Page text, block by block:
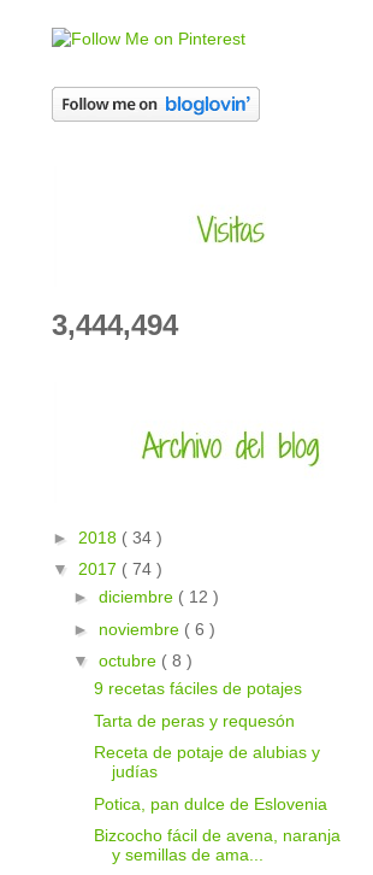
3,444,494
► 2018 ( 34 )
▼ 2017 ( 74 )
► diciembre ( 12 )
► noviembre ( 6 )
▼ octubre ( 8 )
9 recetas fáciles de potajes
Tarta de peras y requesón
Receta de potaje de alubias y
judías
Potica, pan dulce de Eslovenia
Bizcocho fácil de avena, naranja
y semillas de ama...